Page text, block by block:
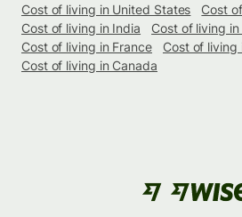
Cost of living in United States
Cost
Cost of living in India
Cost of living in
Cost of living in France
Cost of living
Cost of living in Canada